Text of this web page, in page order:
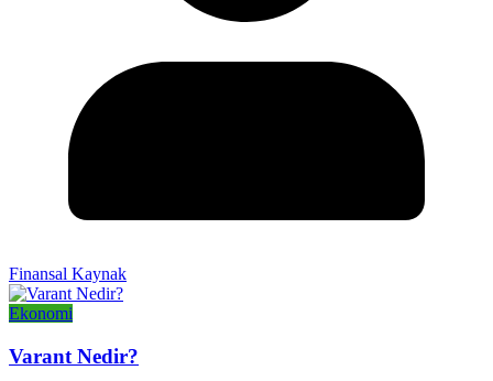
Finansal Kaynak
Ekonomi
Varant Nedir?